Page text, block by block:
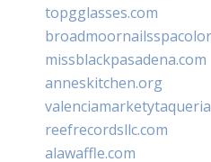
topgglasses.com
missblackpasadena.com
anneskitchen.org
reefrecordsllc.com
alawaffle.com